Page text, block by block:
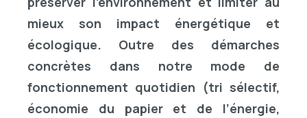
mieux son impact énergétique et
écologique. Outre des démarches
concrètes dans notre mode de
fonctionnement quotidien (tri sélectif,
économie du papier et de l’énergie,